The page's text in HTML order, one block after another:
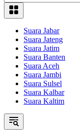
Suara Jabar
Suara Jateng
Suara Jatim
Suara Banten
Suara Aceh
Suara Jambi
Suara Sulsel
Suara Kalbar
Suara Kaltim